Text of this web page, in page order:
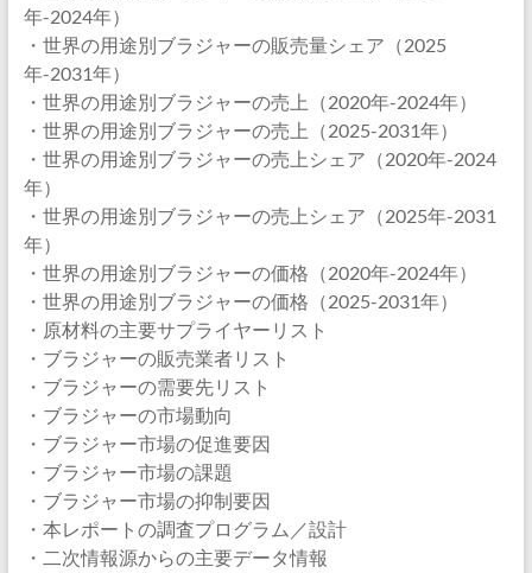
年-2024年）
・世界の用途別ブラジャーの販売量シェア（2025
年-2031年）
・世界の用途別ブラジャーの売上（2020年-2024年）
・世界の用途別ブラジャーの売上（2025-2031年）
・世界の用途別ブラジャーの売上シェア（2020年-2024
年）
・世界の用途別ブラジャーの売上シェア（2025年-2031
年）
・世界の用途別ブラジャーの価格（2020年-2024年）
・世界の用途別ブラジャーの価格（2025-2031年）
・原材料の主要サプライヤーリスト
・ブラジャーの販売業者リスト
・ブラジャーの需要先リスト
・ブラジャーの市場動向
・ブラジャー市場の促進要因
・ブラジャー市場の課題
・ブラジャー市場の抑制要因
・本レポートの調査プログラム／設計
・二次情報源からの主要データ情報